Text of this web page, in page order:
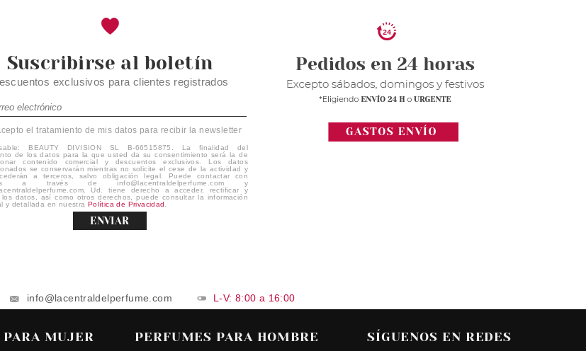
Suscribirse al boletín
exclusivos para clientes registrados
el tratamiento de mis datos para recibir la newsletter
BEAUTY DIVISION SL B-66515875. La finalidad del
de los datos para la que usted da su consentimiento será la de
contenido comercial y descuentos exclusivos. Los datos
se conservarán mientras no solicite el cese de la actividad y
a terceros, salvo obligación legal. Puede contactar con
a través de info@lacentraldelperfume.com y
Ud. tiene derecho a acceder, rectificar y
los datos, así como otros derechos, puede consultar la información
y detallada en nuestra Política de Privacidad
ENVIAR
info@lacentraldelperfume.com L-V: 8:00 a 16:00
MUJER PERFUMES PARA HOMBRE SÍGUENOS EN REDES